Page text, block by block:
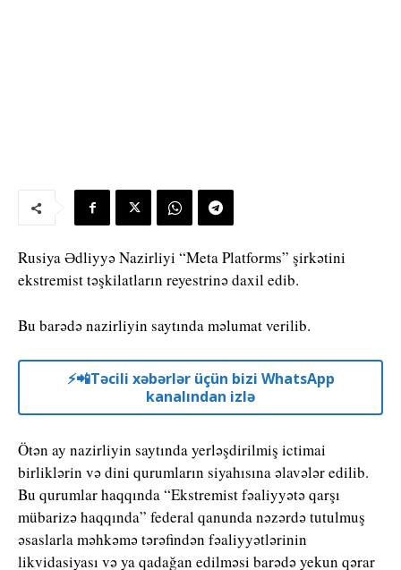
Rusiya Ədliyyə Nazirliyi “Meta Platforms” şirkətini
ekstremist təşkilatların reyestrinə daxil edib.
Bu barədə nazirliyin saytında məlumat verilib.
⚡️📲Təcili xəbərlər üçün bizi WhatsApp
kanalından izlə
Ötən ay nazirliyin saytında yerləşdirilmiş ictimai
birliklərin və dini qurumların siyahısına əlavələr edilib.
Bu qurumlar haqqında “Ekstremist fəaliyyətə qarşı
mübarizə haqqında” federal qanunda nəzərdə tutulmuş
əsaslarla məhkəmə tərəfindən fəaliyyətlərinin
likvidasiyası və ya qadağan edilməsi barədə yekun qərar